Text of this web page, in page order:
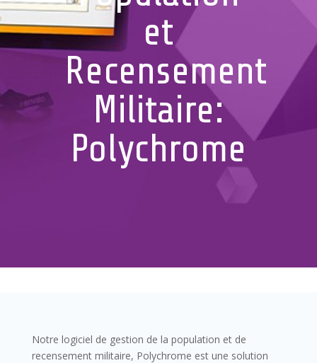
et
Recensement
Militaire:
Polychrome
Notre logiciel de gestion de la population et de
recensement militaire, Polychrome est une solution